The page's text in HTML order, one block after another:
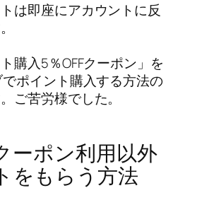
は即座にアカウントに反
購入5％OFFクーポン」を
ポイント購入する方法の
ご苦労様でした。
ーポン利用以外
をもらう方法